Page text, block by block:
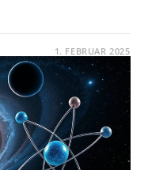
1. FEBRUAR 2025